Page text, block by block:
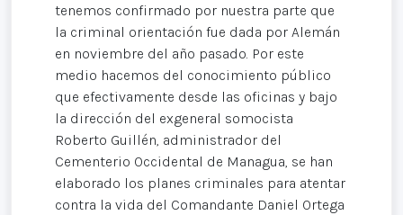
tenemos confirmado por nuestra parte que
la criminal orientación fue dada por Alemán
en noviembre del año pasado. Por este
medio hacemos del conocimiento público
que efectivamente desde las oficinas y bajo
la dirección del exgeneral somocista
Roberto Guillén, administrador del
Cementerio Occidental de Managua, se han
elaborado los planes criminales para atentar
contra la vida del Comandante Daniel Ortega